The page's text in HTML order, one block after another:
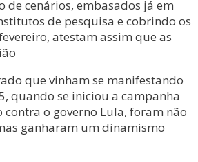
de cenários, embasados já em
de pesquisa e cobrindo os
atestam assim que as
que vinham se manifestando
quando se iniciou a campanha
contra o governo Lula, foram não
ganharam um dinamismo